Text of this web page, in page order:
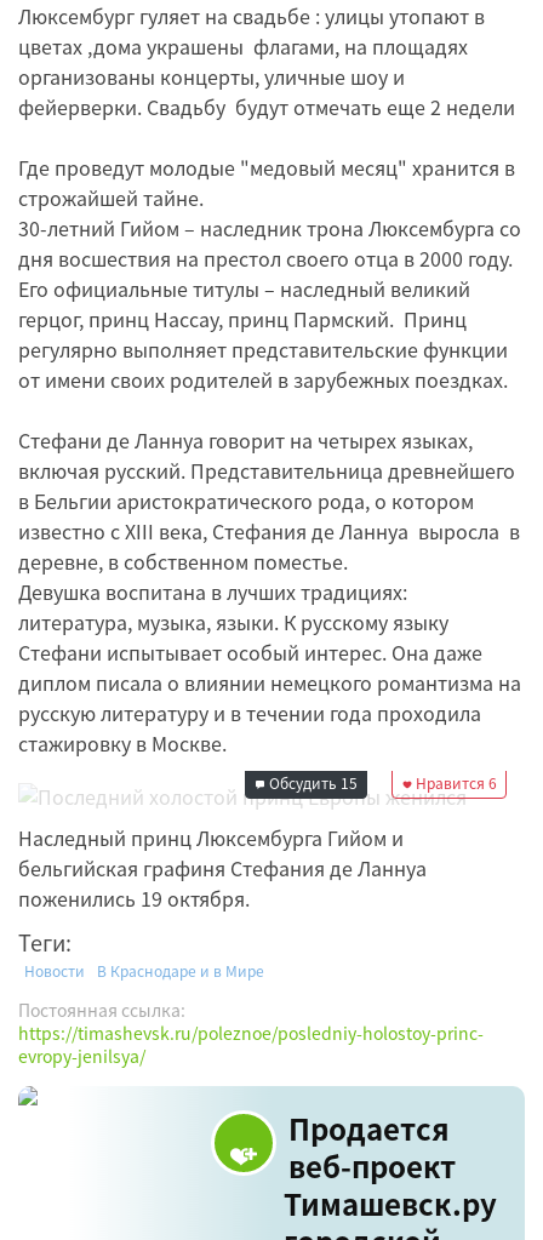
Люксембург гуляет на свадьбе : улицы утопают в
цветах ,дома украшены флагами, на площадях
организованы концерты, уличные шоу и
фейерверки. Свадьбу будут отмечать еще 2 недели
Где проведут молодые "медовый месяц" хранится в
строжайшей тайне.
30-летний Гийом – наследник трона Люксембурга со
дня восшествия на престол своего отца в 2000 году.
Его официальные титулы – наследный великий
герцог, принц Нассау, принц Пармский. Принц
регулярно выполняет представительские функции
от имени своих родителей в зарубежных поездках.
Стефани де Ланнуа говорит на четырех языках,
включая русский. Представительница древнейшего
в Бельгии аристократического рода, о котором
известно с XIII века, Стефания де Ланнуа выpосла в
деревне, в собственном поместье.
Девушка воспитана в лучших традициях:
литература, музыка, языки. К русскому языку
Стефани испытывает особый интерес. Она даже
диплом писала о влиянии немецкого романтизма на
русскую литературу и в течении года проходила
стажировку в Москве.
Редакция
20 октября 2012
00:12
Нравится 6
Обсудить 15
Наследный принц Люксембурга Гийом и
бельгийская графиня Стефания де Ланнуа
поженились 19 октября.
Теги:
Новости В Краснодаре и в Мире
Постоянная ссылка:
https://timashevsk.ru/poleznoe/posledniy-holostoy-princ-
evropy-jenilsya/
Продается
веб-проект
Тимашевск.ру